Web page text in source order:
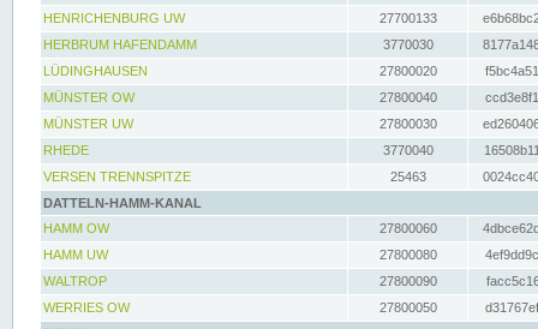
HENRICHENBURG UW
27700133
HERBRUM HAFENDAMM
3770030
LÜDINGHAUSEN
27800020
MÜNSTER OW
27800040
MÜNSTER UW
27800030
RHEDE
3770040
VERSEN TRENNSPITZE
25463
DATTELN-HAMM-KANAL
HAMM OW
27800060
HAMM UW
27800080
WALTROP
27800090
WERRIES OW
27800050